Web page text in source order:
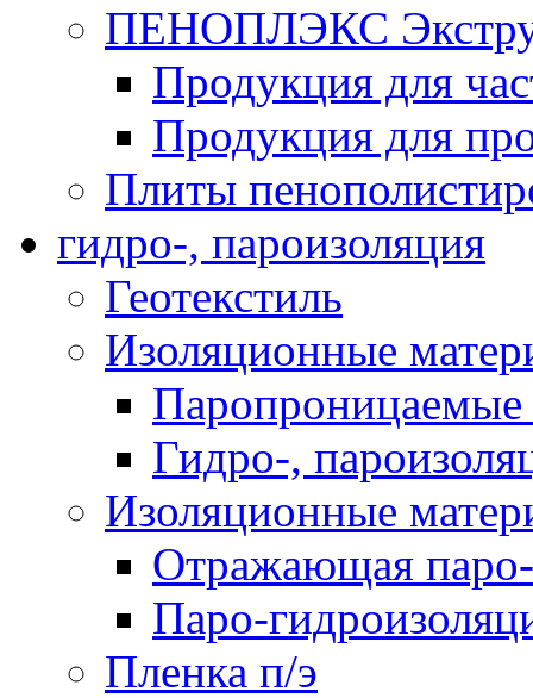
ПЕНОПЛЭКС
Продукция для
Продукция для
Плиты
гидро-, пароизоляция
Геотекстиль
Изоляционные
Гидро-,
Изоляционные
Отражающая
Паро-
Пленка п/э